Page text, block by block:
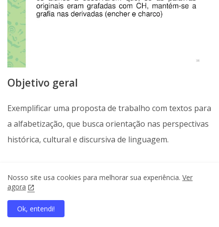
Objetivo geral
Exemplificar uma proposta de trabalho com textos para
a alfabetização, que busca orientação nas perspectivas
histórica, cultural e discursiva de linguagem.
Objetivos específicos
Identificar e explorar diferentes gêneros textuais.
Antecipar conteúdo do texto com base no título e
Nosso site usa cookies para melhorar sua experiência. Ver
agora
Ok, entendi!
home search